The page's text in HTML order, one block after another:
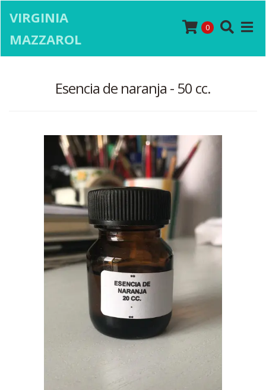
VIRGINIA
MAZZAROL
0
Esencia de naranja - 50 cc.